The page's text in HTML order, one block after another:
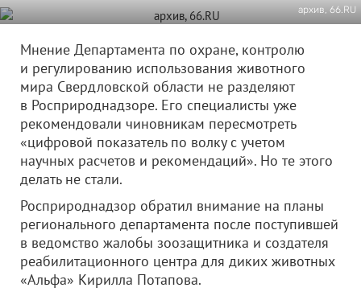
архив, 66.RU
Мнение Департамента по охране, контролю
и регулированию использования животного
мира Свердловской области не разделяют
в Росприроднадзоре. Его специалисты уже
рекомендовали чиновникам пересмотреть
«цифровой показатель по волку с учетом
научных расчетов и рекомендаций». Но те этого
делать не стали.
Росприроднадзор обратил внимание на планы
регионального департамента после поступившей
в ведомство жалобы зоозащитника и создателя
реабилитационного центра для диких животных
«Альфа» Кирилла Потапова.